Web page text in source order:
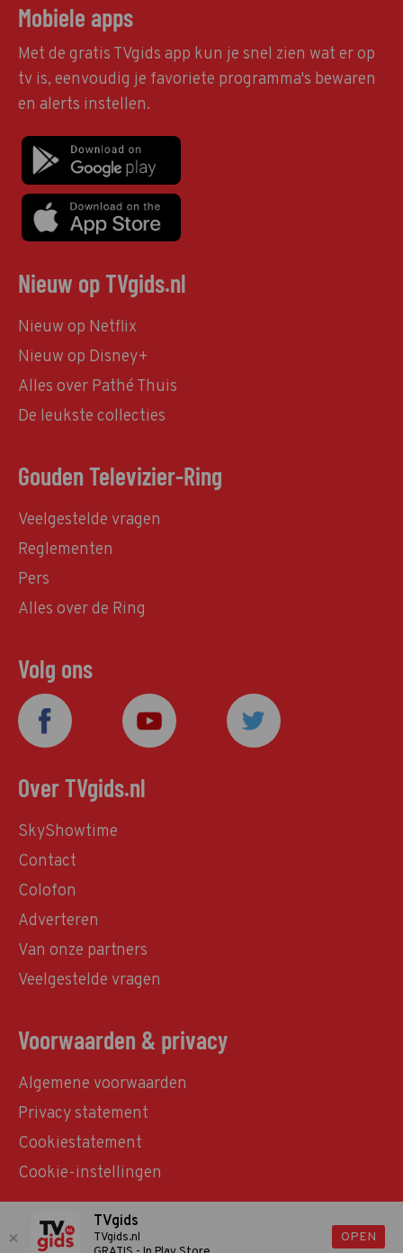
Mobiele apps
Met de gratis TVgids app kun je snel zien wat er op
tv is, eenvoudig je favoriete programma's bewaren
en alerts instellen.
Nieuw op TVgids.nl
Nieuw op Netflix
Nieuw op Disney+
Alles over Pathé Thuis
De leukste collecties
Gouden Televizier-Ring
Veelgestelde vragen
Reglementen
Pers
Alles over de Ring
Volg ons
Over TVgids.nl
SkyShowtime
Contact
Colofon
Adverteren
Van onze partners
Veelgestelde vragen
Voorwaarden & privacy
Algemene voorwaarden
Privacy statement
Cookiestatement
Cookie-instellingen
© TVgids.nl 2026 - All rights reserved. No text and
TVgids
TVgids.nl
OPEN